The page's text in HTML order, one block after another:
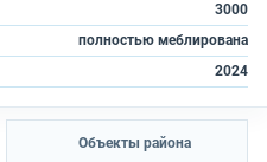
3000
полностью меблирована
2024
Объекты района